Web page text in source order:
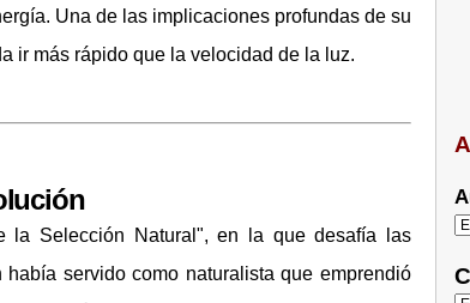
Una de las implicaciones profundas de su
ir más rápido que la velocidad de la luz.
la Selección Natural", en la que desafía las
servido como naturalista que emprendió